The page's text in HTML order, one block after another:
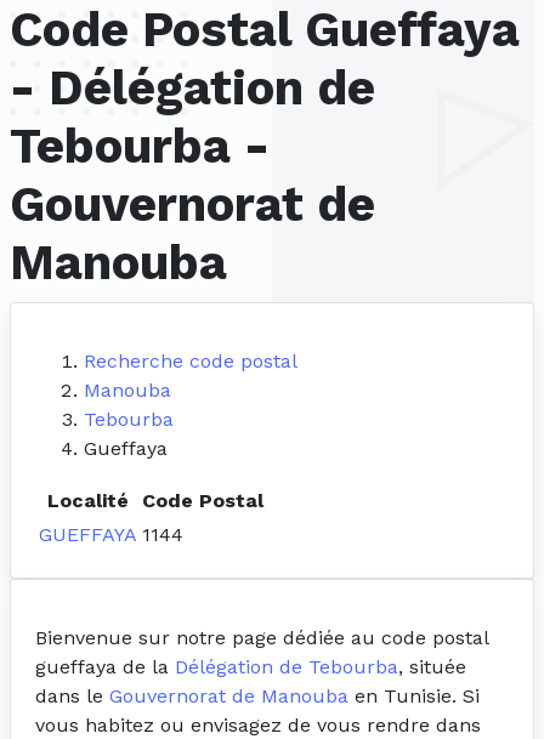
Code Postal Gueffaya
- Délégation de
Tebourba -
Gouvernorat de
Manouba
Recherche code postal
Manouba
Tebourba
Gueffaya
Localité
Code Postal
GUEFFAYA 1144
Bienvenue sur notre page dédiée au code postal
gueffaya de la Délégation de Tebourba, située
dans le Gouvernorat de Manouba en Tunisie. Si
vous habitez ou envisagez de vous rendre dans